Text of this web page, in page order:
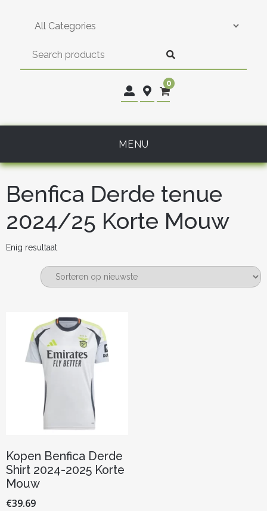
0
MENU
Benfica Derde tenue
2024/25 Korte Mouw
Enig resultaat
Kopen Benfica Derde
Shirt 2024-2025 Korte
Mouw
€39.69